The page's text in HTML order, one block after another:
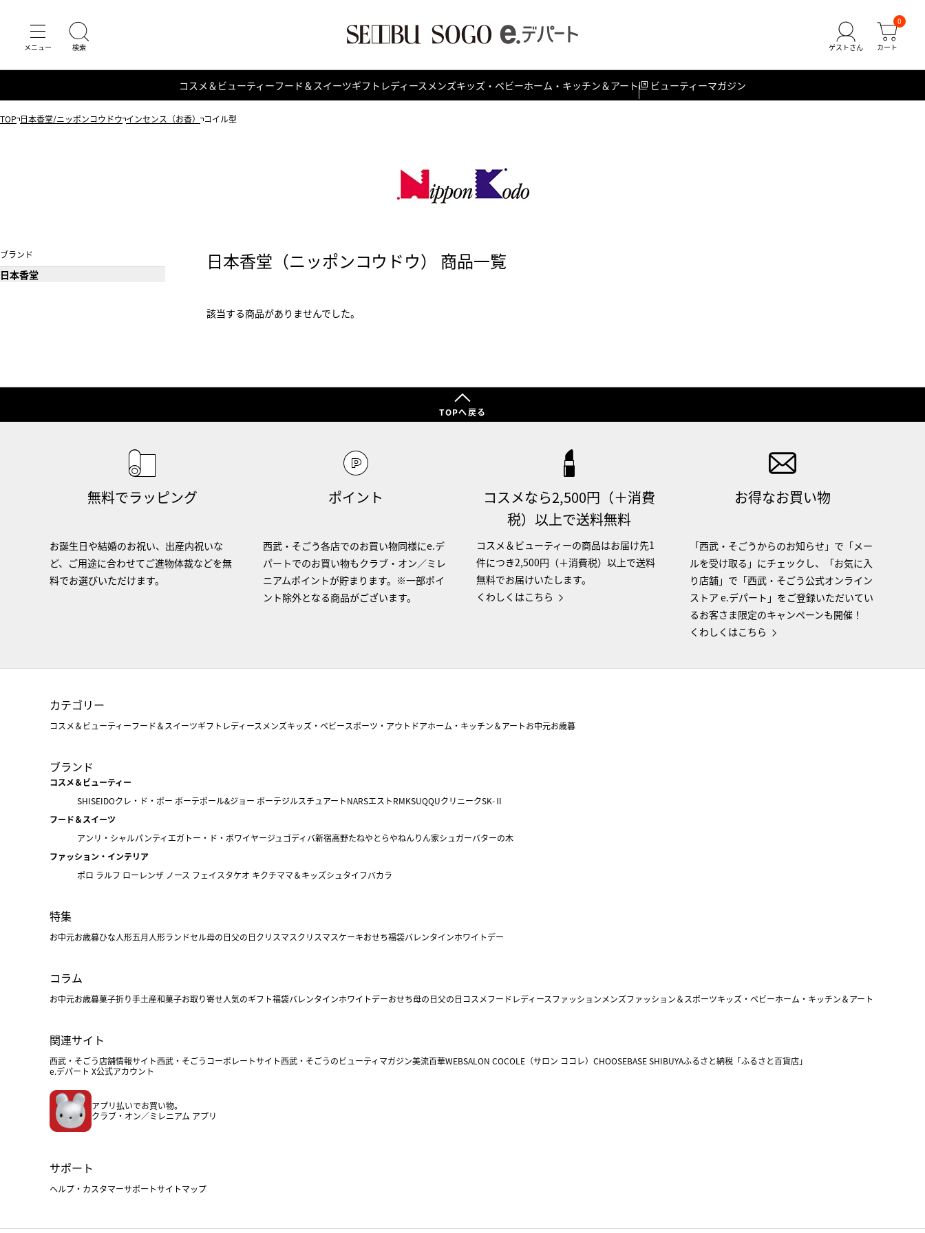
0
コスメ＆ビューティーフード＆スイーツギフト レディース メンズキッズ・ベビーホーム・キッチン＆アート ビューティーマガジン
TOP 日本香堂/ニッポンコウドウ インセンス（お香） コイル型
日本香堂（ニッポンコウドウ） 商品一覧
該当する商品がありませんでした。
ブランド
日本香堂
TOPへ戻る
無料でラッピング
お誕生日や結婚のお祝い、出産内祝いな
ど、ご用途に合わせてご進物体裁などを無
料でお選びいただけます。
ポイント
西武・そごう各店でのお買い物同様にe.デ
パートでのお買い物もクラブ・オン／ミレ
ニアムポイントが貯まります。※一部ポイ
ント除外となる商品がございます。
コスメなら2,500円（＋消費
税）以上で送料無料
コスメ＆ビューティーの商品はお届け先1
件につき2,500円（＋消費税）以上で送料
無料でお届けいたします。
くわしくはこちら
お得なお買い物
「西武・そごうからのお知らせ」で「メー
ルを受け取る」にチェックし、「お気に入
り店舗」で「西武・そごう公式オンライン
ストア e.デパート」をご登録いただいてい
るお客さま限定のキャンペーンも開催！
くわしくはこちら
カテゴリー
コスメ＆ビューティーフード＆スイーツギフト レディース メンズキッズ・ベビースポーツ・アウトドアホーム・キッチン＆アートお中元お歳暮
ブランド
コスメ＆ビューティー
SHISEIDOクレ・ド・ポー ボーテポール&ジョー ボーテジルスチュアートNARSエストRMKSUQQUクリニークSK-Ⅱ
フード＆スイーツ
アンリ・シャルパンティエガトー・ド・ボワイヤージュ ゴディバ新宿高野たねやとらやねんりん家シュガーバターの木
ファッション・インテリア
ポロ ラルフ ローレンザ ノース フェイスタケオ キクチママ＆キッズシュタイフバカラ
特集
お中元お歳暮ひな人形五月人形ランドセル母の日父の日クリスマスクリスマスケーキおせち福袋バレンタインホワイトデー
コラム
お中元お歳暮菓子折り手土産和菓子お取り寄せ人気のギフト福袋バレンタインホワイトデーおせち母の日父の日 コスメフードレディースファッションメンズファッション＆スポーツキッズ・ベビーホーム・キッチン＆アート
関連サイト
西武・そごう店舗情報サイト西武・そごうコーポレートサイト西武・そごうのビューティマガジン美流百華WEBSALON COCOLE（サロン ココレ） CHOOSEBASE SHIBUYAふるさと納税「ふるさと百貨店」
e.デパート X公式アカウント
アプリ払いでお買い物。
クラブ・オン／ミレニアム アプリ
サポート
ヘルプ・カスタマーサポートサイトマップ